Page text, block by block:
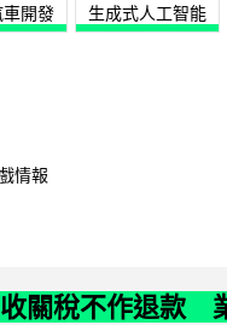
開發 生成式人工智能
情報
關稅不作退款